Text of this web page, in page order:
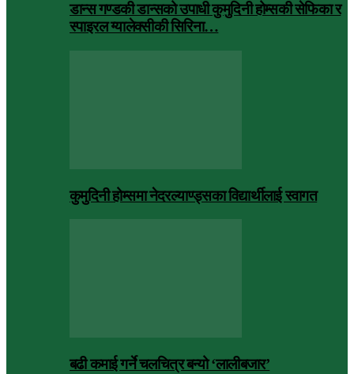
डान्स गण्डकी डान्सको उपाधी कुमुदिनी होम्सकी सेफिका र
स्पाइरल ग्यालेक्सीकी सिरिना…
कुमुदिनी होम्समा नेदरल्याण्ड्सका विद्यार्थीलाई स्वागत
बढी कमाई गर्ने चलचित्र बन्यो ‘लालीबजार’